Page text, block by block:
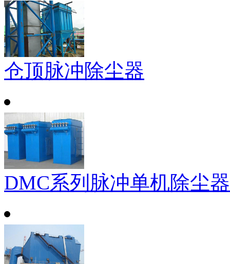
仓顶脉冲除尘器
DMC系列脉冲单机除尘器